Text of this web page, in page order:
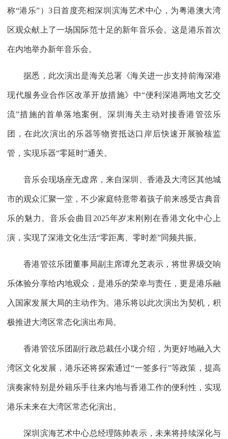
称“港乐”）3日首度亮相深圳滨海艺术中心，为粤港澳大湾
区观众献上了一场国际范十足的新年音乐会。这是港乐首次
在内地举办新年音乐会。
据悉，此次演出是海关总署《海关进一步支持前海深港
现代服务业合作区改革开放措施》中“便利深港两地文艺交
流”措施的首单落地案例。深圳海关主动对接香港管弦乐
团，在此次演出的乐器等物资抵达口岸后快速开展验核监
管，实现乐器“零延时”通关。
音乐会现场座无虚席，来自深圳、香港及大湾区其他城
市的观众汇聚一堂，不少家庭特意带着孩子前来感受古典音
乐的魅力。音乐会曲目2025年岁末刚刚在香港文化中心上
演，实现了深港文化生活“零距离、零时差”同频共振。
香港管弦乐团董事局副主席谭允芝表示，将世界级交响
乐体验分享给内地观众，是港乐的荣幸与责任，更是港乐融
入国家发展大局的主动作为。港乐将以此次演出为契机，积
极推进大湾区常态化演出布局。
香港管弦乐团副行政总裁任小珑介绍，为更好地融入大
湾区文化发展，港乐还将探索通过“一签多行”等政策，提高
演奏家特别是外籍乐手往来内地与香港工作的便利性，实现
港乐未来在大湾区常态化演出。
深圳滨海艺术中心总经理陈帅表示，未来将持续深化与